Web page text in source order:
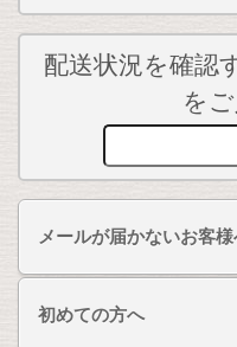
配送状況を確認
を
メールが届かないお客
初めての方へ